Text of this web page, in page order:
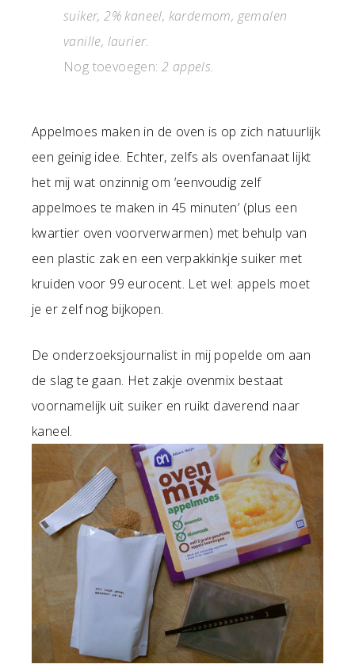
suiker, 2% kaneel, kardemom, gemalen
vanille, laurier.
Nog toevoegen: 2 appels.
Appelmoes maken in de oven is op zich natuurlijk
een geinig idee. Echter, zelfs als ovenfanaat lijkt
het mij wat onzinnig om ‘eenvoudig zelf
appelmoes te maken in 45 minuten’ (plus een
kwartier oven voorverwarmen) met behulp van
een plastic zak en een verpakkinkje suiker met
kruiden voor 99 eurocent. Let wel: appels moet
je er zelf nog bijkopen.
De onderzoeksjournalist in mij popelde om aan
de slag te gaan. Het zakje ovenmix bestaat
voornamelijk uit suiker en ruikt daverend naar
kaneel.